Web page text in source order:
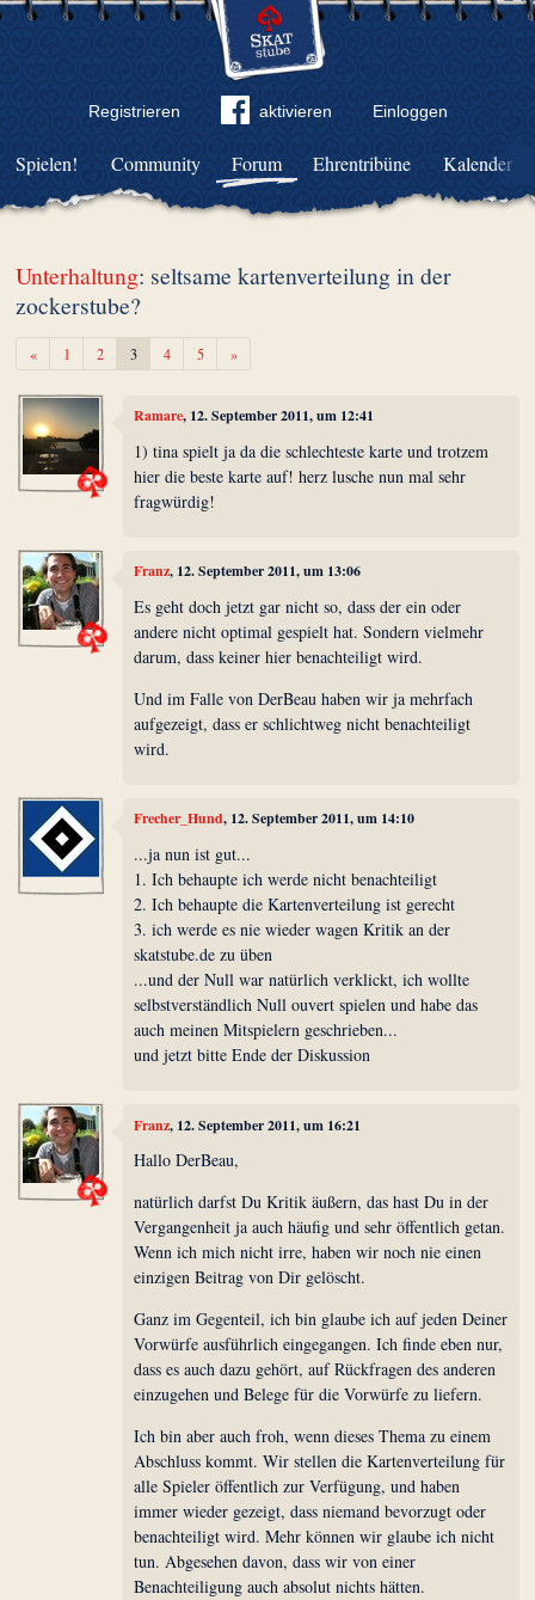
Registrieren aktivieren Einloggen
Community Forum Ehrentribüne Kalender
Spielen!
Unterhaltung: seltsame kartenverteilung in der
zockerstube?
«Zurück1 2 3 4 5 »Weiter
Ramare, 12. September 2011, um 12:41
1) tina spielt ja da die schlechteste karte und trotzem
hier die beste karte auf! herz lusche nun mal sehr
fragwürdig!
Franz, 12. September 2011, um 13:06
Es geht doch jetzt gar nicht so, dass der ein oder
andere nicht optimal gespielt hat. Sondern vielmehr
darum, dass keiner hier benachteiligt wird.
Und im Falle von DerBeau haben wir ja mehrfach
aufgezeigt, dass er schlichtweg nicht benachteiligt
wird.
Frecher_Hund, 12. September 2011, um 14:10
...ja nun ist gut...
1. Ich behaupte ich werde nicht benachteiligt
2. Ich behaupte die Kartenverteilung ist gerecht
3. ich werde es nie wieder wagen Kritik an der
skatstube.de zu üben
...und der Null war natürlich verklickt, ich wollte
selbstverständlich Null ouvert spielen und habe das
auch meinen Mitspielern geschrieben...
und jetzt bitte Ende der Diskussion
Franz, 12. September 2011, um 16:21
Hallo DerBeau,
natürlich darfst Du Kritik äußern, das hast Du in der
Vergangenheit ja auch häufig und sehr öffentlich getan.
Wenn ich mich nicht irre, haben wir noch nie einen
einzigen Beitrag von Dir gelöscht.
Ganz im Gegenteil, ich bin glaube ich auf jeden Deiner
Vorwürfe ausführlich eingegangen. Ich finde eben nur,
dass es auch dazu gehört, auf Rückfragen des anderen
einzugehen und Belege für die Vorwürfe zu liefern.
Ich bin aber auch froh, wenn dieses Thema zu einem
Abschluss kommt. Wir stellen die Kartenverteilung für
alle Spieler öffentlich zur Verfügung, und haben
immer wieder gezeigt, dass niemand bevorzugt oder
benachteiligt wird. Mehr können wir glaube ich nicht
tun. Abgesehen davon, dass wir von einer
Benachteiligung auch absolut nichts hätten.